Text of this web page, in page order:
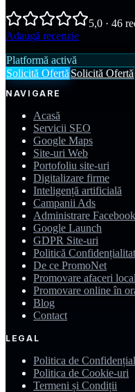
5,0 · 46
Adaugă recenzie
Platformă activă
Solicită Ofertă Solicită Ofertă
NAVIGARE
Acasă
Servicii SEO
Google Maps
Site-uri Web
Portofoliu site-uri
Digitalizare firme
Inteligență artificială
Campanii Ads
Administrare
Google Launch
GDPR Site-uri
Politică
De ce PromoNet
Promovare afaceri
Promovare online în
Blog
Contact
LEGAL
Politica de
Politica de Cookie-uri
Termeni și Condiții